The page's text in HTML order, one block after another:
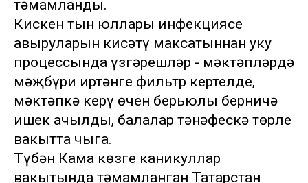
тәмамланды.
Кискен тын юллары инфекциясе
авыруларын кисәтү максатыннан уку
процессында үзгәрешләр - мәктәпләрдә
мәҗбүри иртәнге фильтр кертелде,
мәктәпкә керү өчен берьюлы берничә
ишек ачылды, балалар тәнәфескә төрле
вакытта чыга.
Түбән Кама көзге каникуллар
вакытында тәмамланган Татарстан